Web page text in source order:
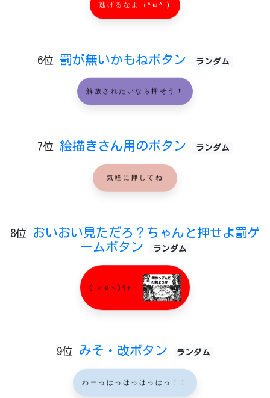
逃げるなよ（^ω^ )
6位 罰が無いかもねボタン ランダム
解放されたいなら押そう！
7位 絵描きさん用のボタン ランダム
気軽に押してね
8位
おいおい見ただろ？ちゃんと押せよ罰ゲ
ームボタン
ランダム
( ＞o＜)ｷｬｰ
9位 みそ・改ボタン ランダム
わーっはっはっはっはっ！！